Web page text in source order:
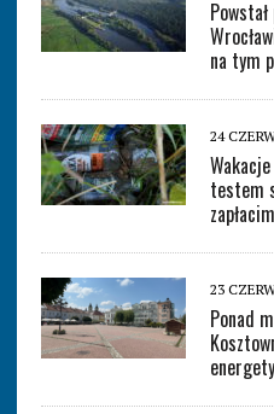
na tym
24
testem
23
Ponad